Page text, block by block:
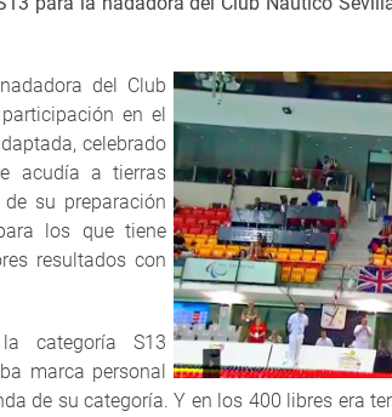
del Club
en el
celebrado
acudía a tierras
su preparación
los que tiene
resultados con
categoría S13
marca personal
de su categoría. Y en los 400 libres era